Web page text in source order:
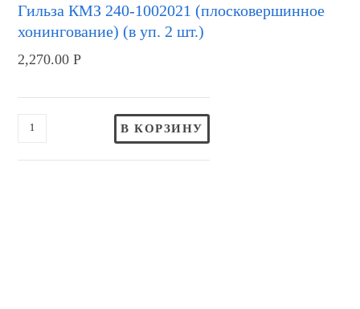
Гильза КМЗ 240-1002021 (плосковершинное
хонингование) (в уп. 2 шт.)
2,270.00Р
В КОРЗИНУ